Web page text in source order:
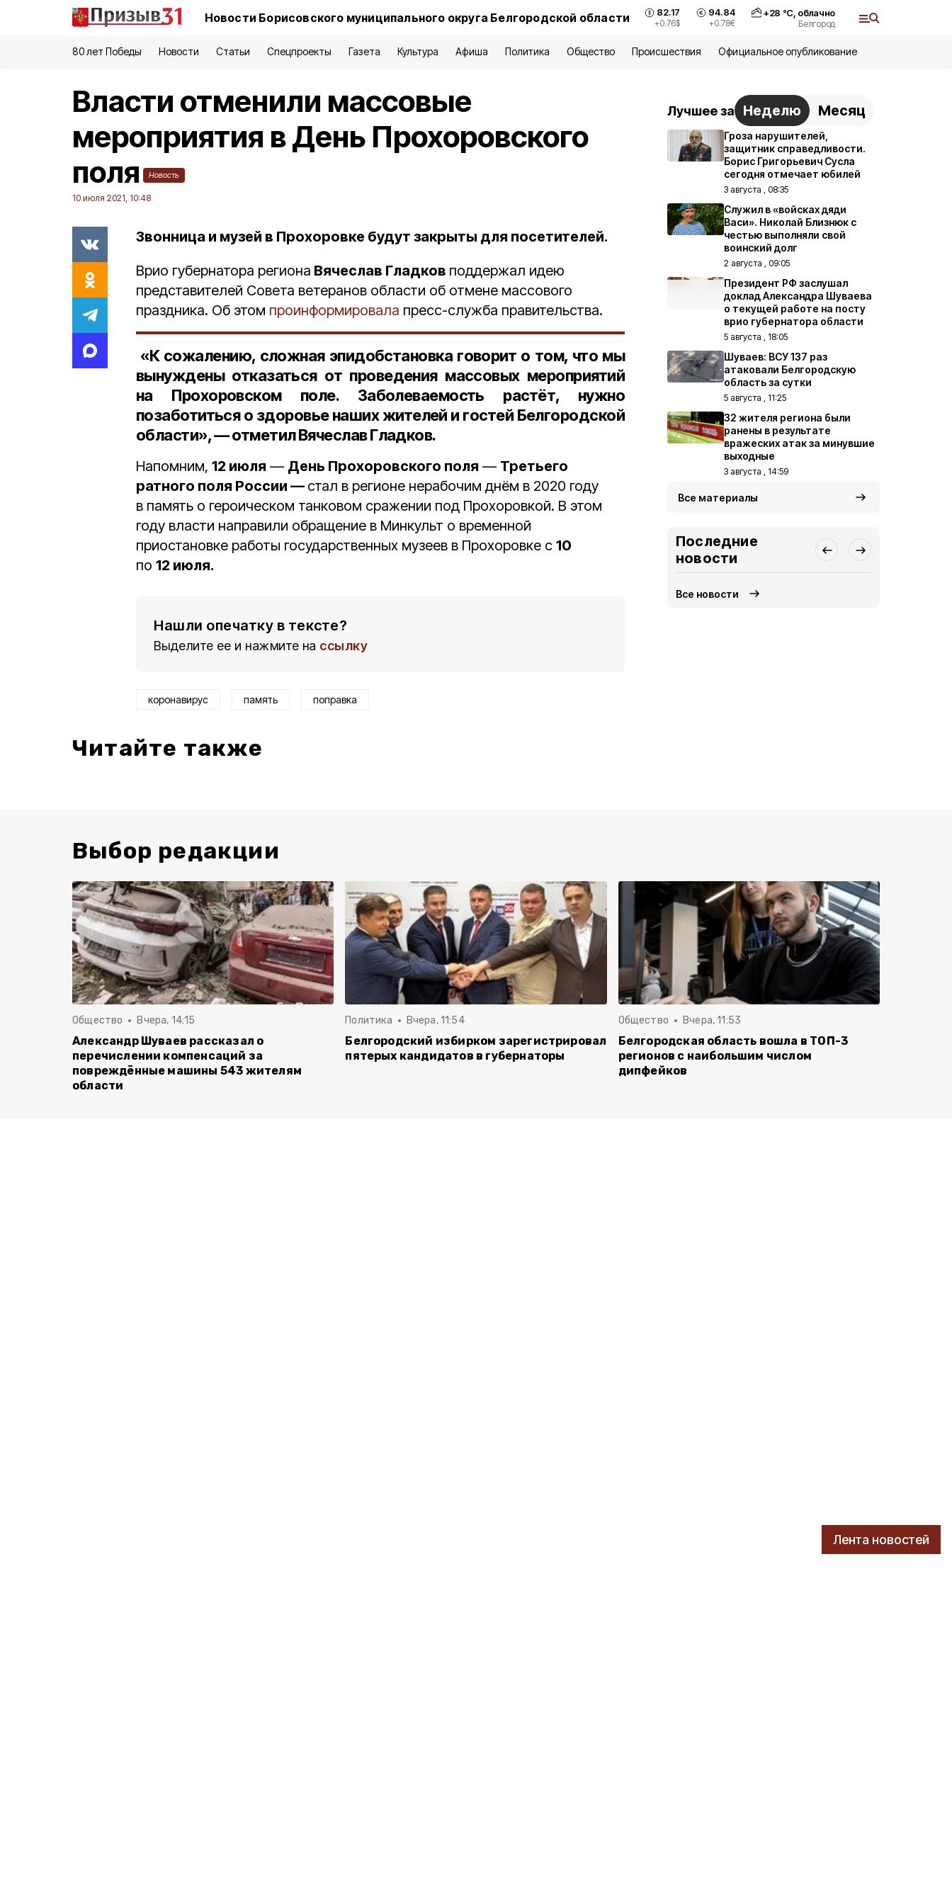
Новости Борисовского муниципального округа Белгородской области 82.17
+0.76$
94.84
+0.78€
+28 °С, облачно
Белгород
80 лет Победы Новости Статьи Спецпроекты Газета Культура Афиша Политика Общество Происшествия Официальное опубликование
Лента новостей
Власти отменили массовые
мероприятия в День Прохоровского
поля
Новость
10 июля 2021, 10:48
Звонница и музей в Прохоровке будут закрыты для посетителей.
Врио губернатора региона Вячеслав Гладков поддержал идею
представителей Совета ветеранов области об отмене массового
праздника. Об этом проинформировала пресс-служба правительства.
«К сожалению, сложная эпидобстановка говорит о том, что мы
вынуждены отказаться от проведения массовых мероприятий
на Прохоровском поле. Заболеваемость растёт, нужно
позаботиться о здоровье наших жителей и гостей Белгородской
области», — отметил Вячеслав Гладков.
Напомним, 12 июля — День Прохоровского поля — Третьего
ратного поля России — стал в регионе нерабочим днём в 2020 году
в память о героическом танковом сражении под Прохоровкой. В этом
году власти направили обращение в Минкульт о временной
приостановке работы государственных музеев в Прохоровке с 10
по 12 июля.
Нашли опечатку в тексте?
Выделите ее и нажмите на ссылку
коронавирус память поправка
Читайте также
Лучшее за Неделю Месяц
Гроза нарушителей,
защитник справедливости.
Борис Григорьевич Сусла
сегодня отмечает юбилей
3 августа , 08:35
Служил в «войсках дяди
Васи». Николай Близнюк с
честью выполняли свой
воинский долг
2 августа , 09:05
Президент РФ заслушал
доклад Александра Шуваева
о текущей работе на посту
врио губернатора области
5 августа , 18:05
Шуваев: ВСУ 137 раз
атаковали Белгородскую
область за сутки
5 августа , 11:25
32 жителя региона были
ранены в результате
вражеских атак за минувшие
выходные
3 августа , 14:59
Все материалы
Последние
новости
Все новости
Выбор редакции
Общество Вчера, 14:15
Александр Шуваев рассказал о
перечислении компенсаций за
повреждённые машины 543 жителям
области
Политика Вчера, 11:54
Белгородский избирком зарегистрировал
пятерых кандидатов в губернаторы
Общество Вчера, 11:53
Белгородская область вошла в ТОП-3
регионов с наибольшим числом
дипфейков